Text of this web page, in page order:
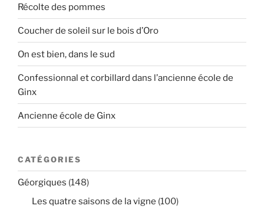
Récolte des pommes
Coucher de soleil sur le bois d’Oro
On est bien, dans le sud
Confessionnal et corbillard dans l’ancienne école de
Ginx
Ancienne école de Ginx
CATÉGORIES
Géorgiques (148)
Les quatre saisons de la vigne (100)